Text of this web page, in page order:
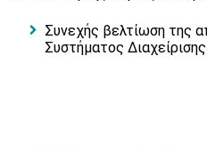
Συνεχής βελτίωση της
Συστήματος